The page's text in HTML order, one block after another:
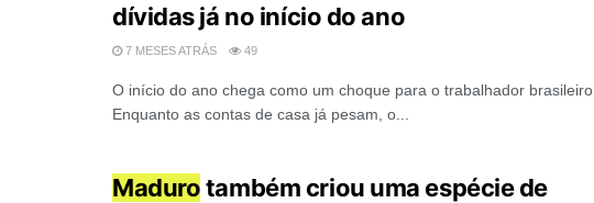
dívidas já no início do ano
7 MESES ATRÁS 49
O início do ano chega como um choque para o trabalhador brasileiro.
Enquanto as contas de casa já pesam, o...
Madurotambém criou uma espécie de